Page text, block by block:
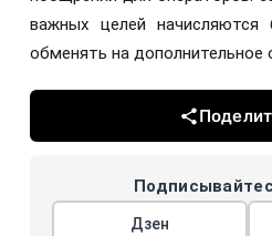
важных целей
обменять на дополнительное
Дзен